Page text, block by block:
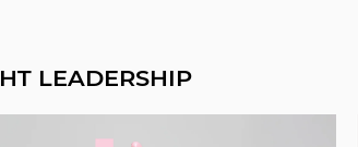
LEADERSHIP